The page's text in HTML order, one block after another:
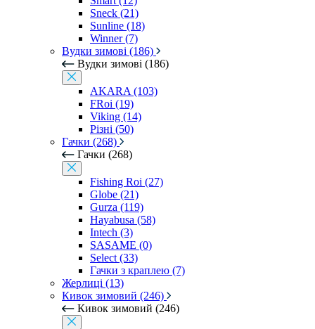
Sneck (21)
Sunline (18)
Winner (7)
Вудки зимові (186)
Вудки зимові (186)
AKARA (103)
FRoi (19)
Viking (14)
Різні (50)
Гачки (268)
Гачки (268)
Fishing Roi (27)
Globe (21)
Gurza (119)
Hayabusa (58)
Intech (3)
SASAME (0)
Select (33)
Гачки з краплею (7)
Жерлиці (13)
Кивок зимовий (246)
Кивок зимовий (246)